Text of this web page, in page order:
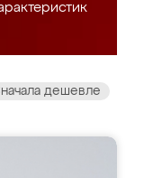
дешевле